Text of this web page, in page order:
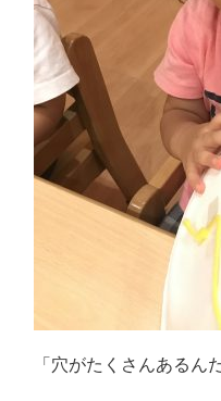
「穴がたくさんあるん